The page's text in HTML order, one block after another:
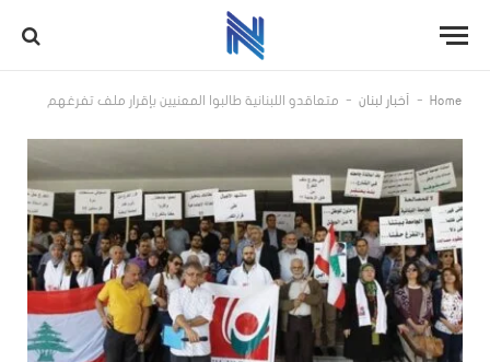
Home
- أخبار لبنان - متعاقدو اللبنانية طالبوا المعنيين بإقرار ملف تفرغهم